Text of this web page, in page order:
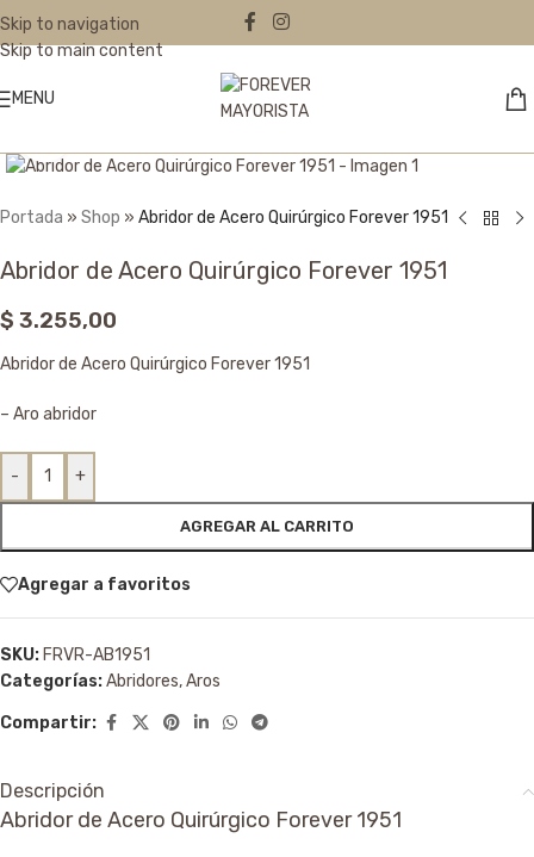
Skip to navigation
Skip to main content
MENU
Portada » Shop » Abridor de Acero Quirúrgico Forever 1951
Abridor de Acero Quirúrgico Forever 1951
$ 3.255,00
Abridor de Acero Quirúrgico Forever 1951
– Aro abridor
- +
AGREGAR AL CARRITO
Agregar a favoritos
SKU: FRVR-AB1951
Categorías:Abridores,Aros
Compartir:
Descripción
Abridor de Acero Quirúrgico Forever 1951